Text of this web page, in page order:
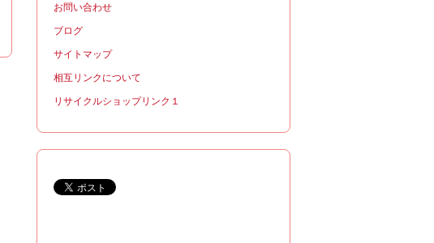
お問い合わせ
ブログ
サイトマップ
相互リンクについて
リサイクルショップリンク１